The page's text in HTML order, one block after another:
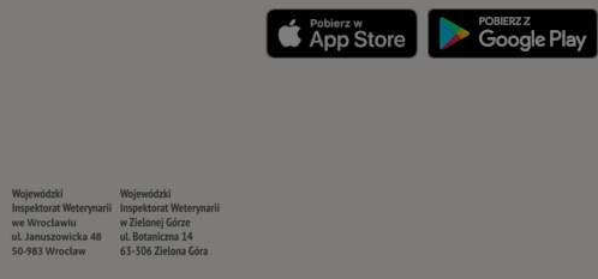
Security Security